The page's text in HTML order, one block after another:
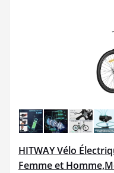
HITWAY Vélo
Femme et